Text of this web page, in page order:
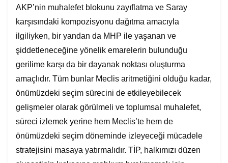
AKP’nin muhalefet blokunu zayıflatma ve Saray
karşısındaki kompozisyonu dağıtma amacıyla
ilgiliyken, bir yandan da MHP ile yaşanan ve
şiddetleneceğine yönelik emarelerin bulunduğu
gerilime karşı da bir dayanak noktası oluşturma
amaçlıdır. Tüm bunlar Meclis aritmetiğini olduğu kadar,
önümüzdeki seçim sürecini de etkileyebilecek
gelişmeler olarak görülmeli ve toplumsal muhalefet,
süreci izlemek yerine hem Meclis’te hem de
önümüzdeki seçim döneminde izleyeceği mücadele
stratejisini masaya yatırmalıdır. TİP, halkımızı düzen